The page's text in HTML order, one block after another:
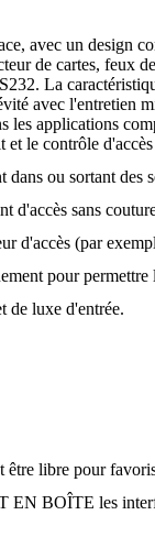
avec un
de cartes,
La
avec l'entretien
applications
le contrôle
ou sortant
sans
d'accès (par
pour permettre
de luxe d'entrée.
libre pour
BOÎTE les